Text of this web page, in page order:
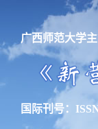
广西师范大学
国际刊号：